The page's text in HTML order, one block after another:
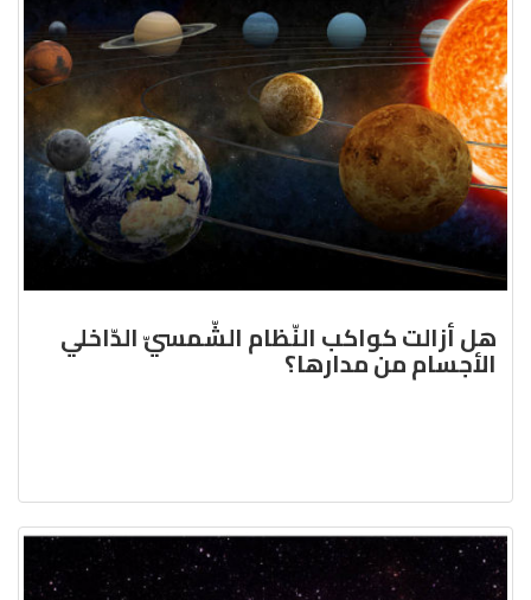
هل أزالت كواكب النّظام الشّمسيّ الدّاخلي
الأجسام من مدارها؟